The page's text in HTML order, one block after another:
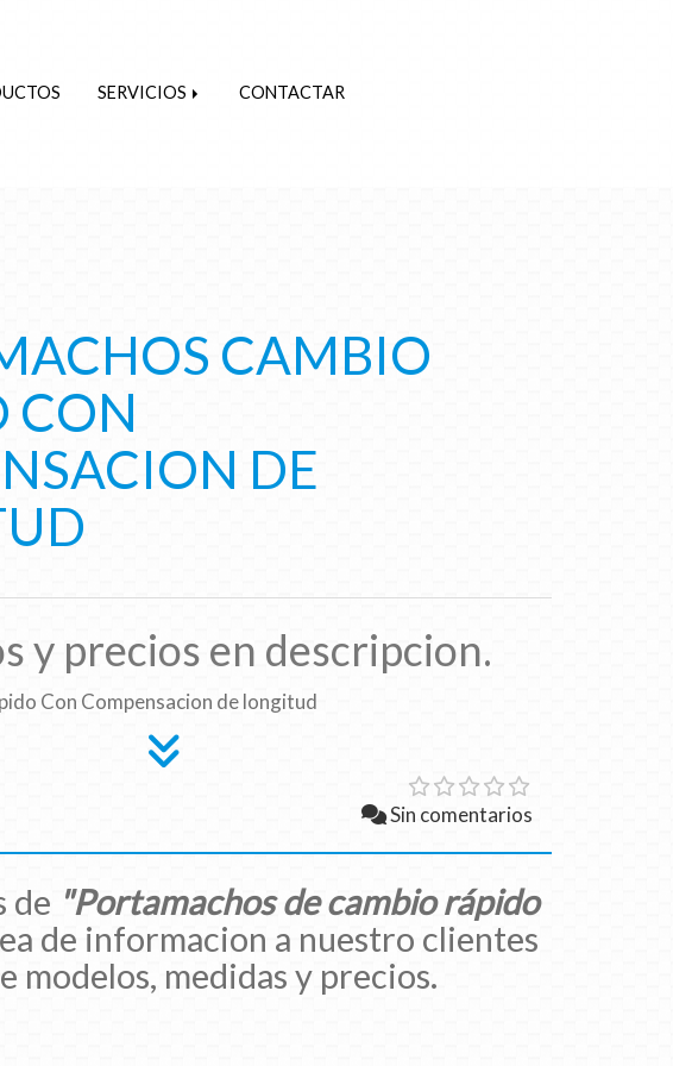
SERVICIOS CONTACTAR
CAMBIO
CON
DE
y precios en descripcion.
Con Compensacion de longitud
Sin comentarios
de "Portamachos de cambio rápido
de informacion a nuestro clientes
modelos, medidas y precios.